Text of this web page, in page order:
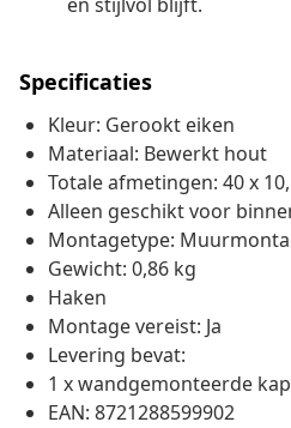
Specificaties
Kleur: Gerookt eiken
Materiaal: Bewerkt hout
Totale afmetingen: 40 x
Alleen geschikt voor
Montagetype:
Gewicht: 0,86 kg
Haken
Montage vereist: Ja
Levering bevat:
1 x wandgemonteerde
EAN: 8721288599902